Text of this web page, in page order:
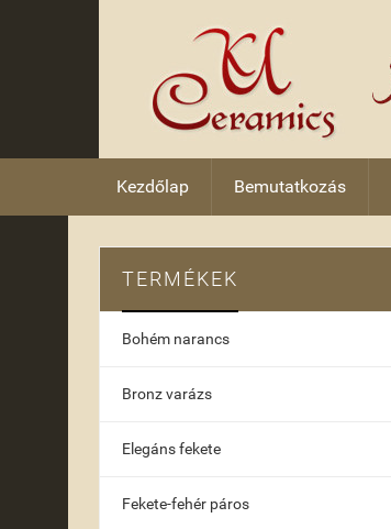
Kezdőlap Bemutatkozás
TERMÉKEK
Bohém narancs
Bronz varázs
Elegáns fekete
Fekete-fehér páros